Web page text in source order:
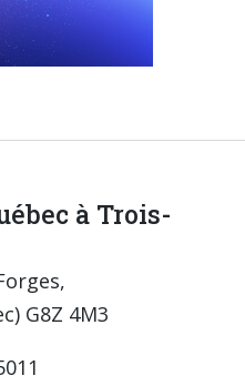
à Trois-
G8Z 4M3